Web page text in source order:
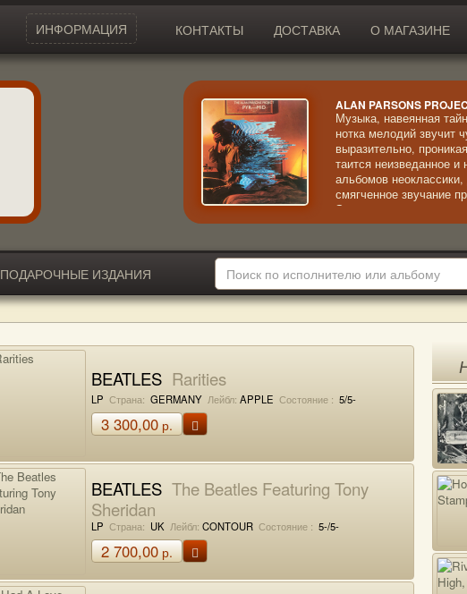
ИНФОРМАЦИЯ КОНТАКТЫ ДОСТАВКА О МАГАЗИНЕ
ALAN PARSONS
Музыка, навеянная
нотка мелодий звучит
выразительно,
таится неизведанное
альбомов неоклассики,
смягченное звучание
Экстраординарное
красотой композиций
ПОДАРОЧНЫЕ ИЗДАНИЯ
BEATLES Rarities
LP Страна: GERMANY Лейбл: APPLE Состояние : 5/5-
3 300,00р.
BEATLES The Beatles Featuring Tony
Sheridan
LP Страна: UK Лейбл: CONTOUR Состояние : 5-/5-
2 700,00р.